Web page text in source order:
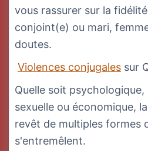
vous rassurer sur la
conjoint(e) ou mari,
doutes.
Violences conjugales sur
Quelle soit
sexuelle ou économique,
revêt de multiples formes
s'entremêlent.